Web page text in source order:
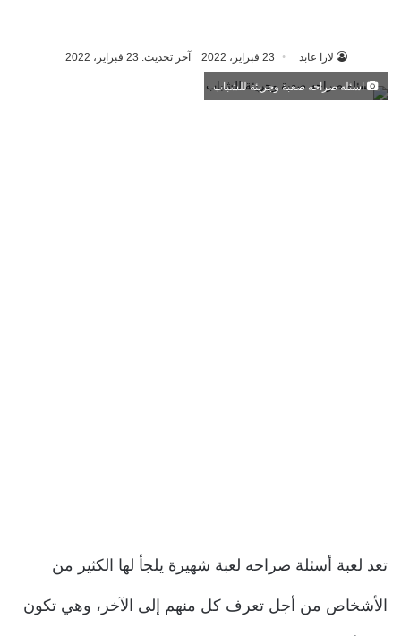
لارا عابد 23 فبراير، 2022 آخر تحديث: 23 فبراير، 2022
اسئله صراحه صعبة وجريئة للشباب
تعد لعبة أسئلة صراحه لعبة شهيرة يلجأ لها الكثير من
الأشخاص من أجل تعرف كل منهم إلى الآخر، وهي تكون